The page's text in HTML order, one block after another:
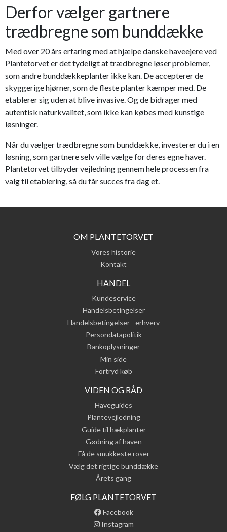
Derfor vælger gartnere
trædbregne som bunddække
Med over 20 års erfaring med at hjælpe danske haveejere ved
Plantetorvet er det tydeligt at trædbregne løser problemer,
som andre bunddækkeplanter ikke kan. De accepterer de
skyggerige hjørner, som de fleste planter kæmper med. De
etablerer sig uden at blive invasive. Og de bidrager med
autentisk naturkvalitet, som ikke kan købes med kunstige
løsninger.
Når du vælger trædbregne som bunddække, investerer du i en
løsning, som gartnere selv ville vælge for deres egne haver.
Plantetorvet tilbyder vejledning gennem hele processen fra
valg til etablering, så du får succes fra dag et.
OM PLANTETORVET
Vores historie
Kontakt
HANDEL
Kundeservice
Handelsbetingelser
Handelsbetingelser - erhverv
Persondatapolitik
Bankoplysninger
Min side
Fortryd køb
VIDEN OG RÅD
Haveguides
Plantevejledning
Guide til hækplanter
Gødning af haven
Få de smukkeste roser
Vælg det rigtige bunddække
Årets gang
FØLG PLANTETORVET
Facebook
Instagram